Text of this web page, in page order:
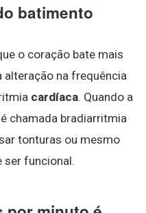
batimento
o coração bate mais
alteração na frequência
cardíaca. Quando a
é chamada bradiarritmia
tonturas ou mesmo
ser funcional.